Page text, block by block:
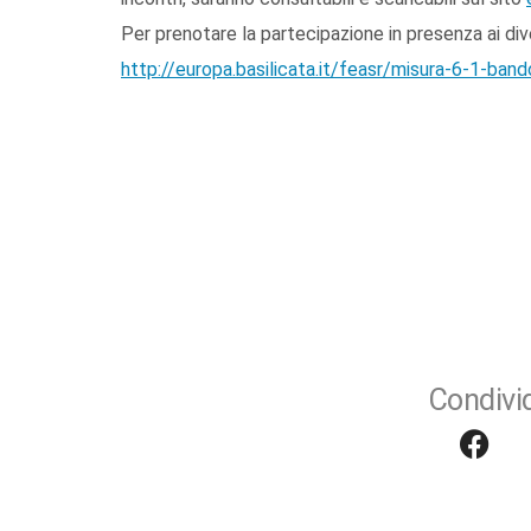
Per prenotare la partecipazione in presenza ai
http://europa.basilicata.it/feasr/misura-6-1-